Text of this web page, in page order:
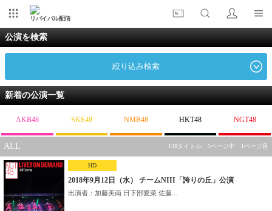
リバイバル配信
公演を検索
絞り込み検索
新着の公演一覧
AKB48 SKE48 NMB48 HKT48 NGT48
ALL 138タイトル 5ページ中 1ページ目
HD
2018年9月12日（水） チームNIII「誇りの丘」公演
出演者：加藤美南 日下部愛菜 佐藤...